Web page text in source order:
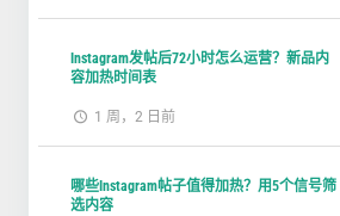
Instagram发帖后72小时怎么运营？新品内
容加热时间表
1 周，2 日前
哪些Instagram帖子值得加热？用5个信号筛
选内容